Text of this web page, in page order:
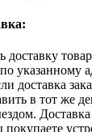
доставку
указанному
доставка
в тот же
покупаете